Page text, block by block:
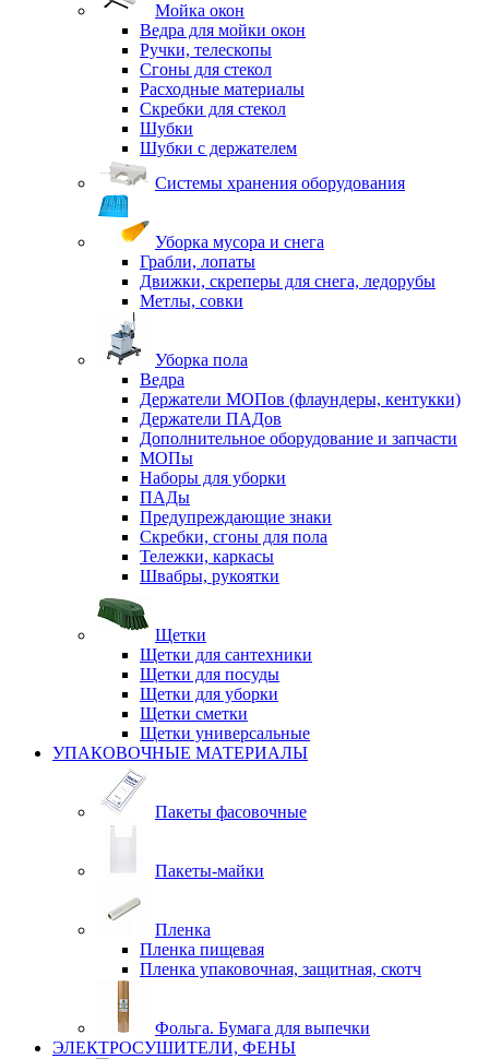
Мойка окон
Ведра для мойки окон
Ручки, телескопы
Сгоны для стекол
Расходные материалы
Скребки для стекол
Шубки
Шубки с держателем
Системы хранения оборудования
Уборка мусора и снега
Грабли, лопаты
Движки, скреперы для снега, ледорубы
Метлы, совки
Уборка пола
Ведра
Держатели МОПов (флаундеры, кентукки)
Держатели ПАДов
Дополнительное оборудование и запчасти
МОПы
Наборы для уборки
ПАДы
Предупреждающие знаки
Скребки, сгоны для пола
Тележки, каркасы
Швабры, рукоятки
Щетки
Щетки для сантехники
Щетки для посуды
Щетки для уборки
Щетки сметки
Щетки универсальные
УПАКОВОЧНЫЕ МАТЕРИАЛЫ
Пакеты фасовочные
Пакеты-майки
Пленка
Пленка пищевая
Пленка упаковочная, защитная, скотч
Фольга. Бумага для выпечки
ЭЛЕКТРОСУШИТЕЛИ, ФЕНЫ